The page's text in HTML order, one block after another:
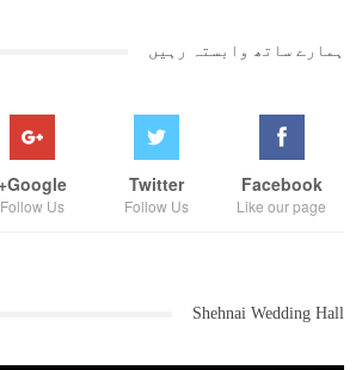
ہمارے ساتھ وابستہ رہیں
Facebook
Like our page
Twitter
Follow Us
Google+
Follow Us
Shehnai Wedding Hall